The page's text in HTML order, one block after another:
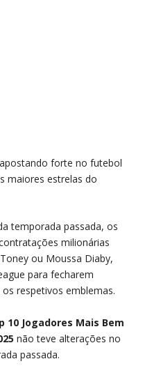
forte no futebol
maiores estrelas do
temporada passada, os
milionárias
ou Moussa Diaby,
para fecharem
respetivos emblemas.
10 Jogadores Mais Bem
não teve alterações no
passada.